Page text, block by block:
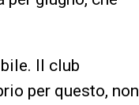
Il club
per questo, non